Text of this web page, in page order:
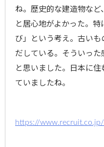
ね。歴史的な建造物など
と居心地がよかった。
び」という考え。古い
だしている。そういっ
と思いました。日本に
ていましたね。
https://